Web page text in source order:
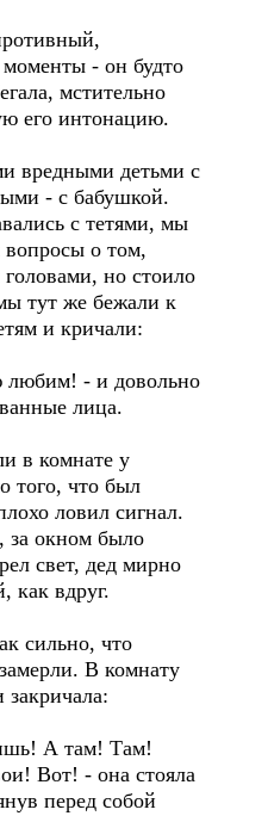
моменты - он будто
мстительно
его интонацию.
вредными детьми с
- с бабушкой.
с тетями, мы
о том,
но стоило
тут же бежали к
и кричали:
- и довольно
лица.
в комнате у
того, что был
ловил сигнал.
за окном было
свет, дед мирно
как вдруг.
сильно, что
В комнату
закричала:
А там! Там!
Вот! - она стояла
перед собой